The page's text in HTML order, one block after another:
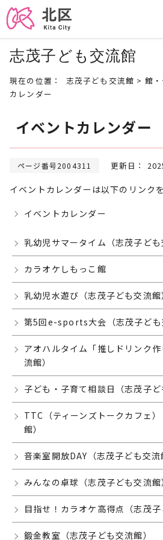
志茂子ども交流館
現在の位置： 志茂子ども交流館 > 館
カレンダー
イベントカレンダー
ページ番号2004311 更新日：
イベントカレンダーは以下のリンク
イベントカレンダー
乳幼児サマータイム（志茂子ども
カラオケしもっこ館
乳幼児水遊び（志茂子ども交流館
第5回e-sports大会（志茂子ども
アオハルタイム「推しドリンク
流館）
子ども・子育て相談日（志茂子ど
TTC（ティーンズトークカフェ
館）
音楽室開放DAY（志茂子ども交流
みんなの卓球（志茂子ども交流館
目指せ！カラオケ高得点（志茂子
鍛金教室（志茂子ども交流館）